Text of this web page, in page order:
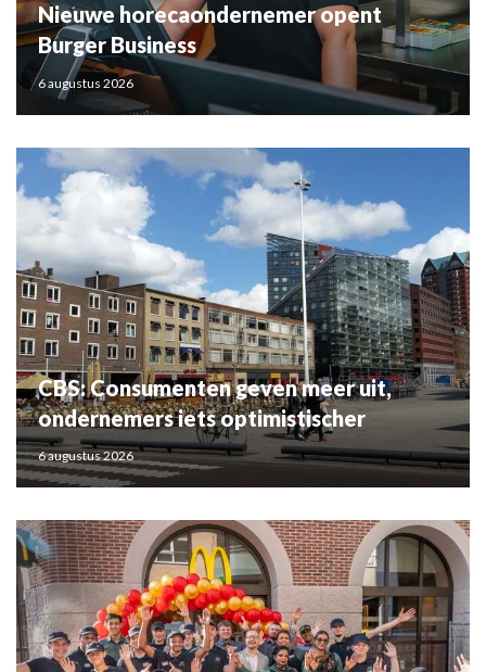
Nieuwe horecaondernemer opent
Burger Business
6 augustus 2026
CBS: Consumenten geven meer uit,
ondernemers iets optimistischer
6 augustus 2026